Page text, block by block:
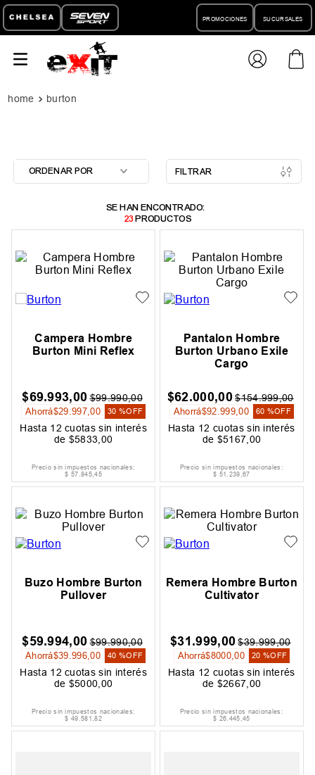
PROMOCIONES SUCURSALES
burton
ORDENAR POR FILTRAR
23PRODUCTOS
Campera Hombre
Burton Mini Reflex
$69.993,00 $99.990,00
Ahorrá$29 .997 ,00 30 %OFF
Hasta 12 cuotas sin interés
de $5833 00
Precio sin impuestos nacionales:
$ 57.845,45
Pantalon Hombre
Burton Urbano Exile
Cargo
$62.000,00 $154.999,00
Ahorrá$92 999,00 60 %OFF
Hasta 12 cuotas sin interés
de $5167 00
Precio sin impuestos nacionales:
$ 51.239,67
Buzo Hombre Burton
Pullover
$59.994,00 $99.990,00
Ahorrá$39 .996 ,00 40 %OFF
Hasta 12 cuotas sin interés
de $5000 00
Precio sin impuestos nacionales:
$ 49.581,82
Remera Hombre Burton
Cultivator
$31.999,00 $39.999,00
Ahorrá$8000 ,00 20 %OFF
Hasta 12 cuotas sin interés
de $2667 00
Precio sin impuestos nacionales:
$ 26.445,45